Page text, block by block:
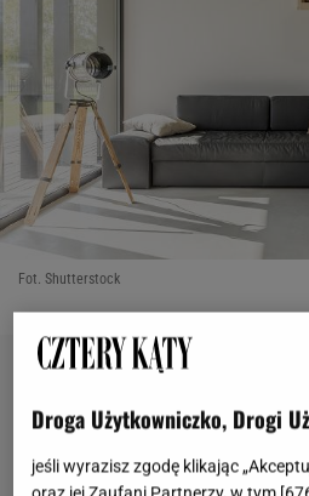
Fot. Shutterstock
Droga Użytkowniczko, Drogi
jeśli wyrazisz zgodę klikając